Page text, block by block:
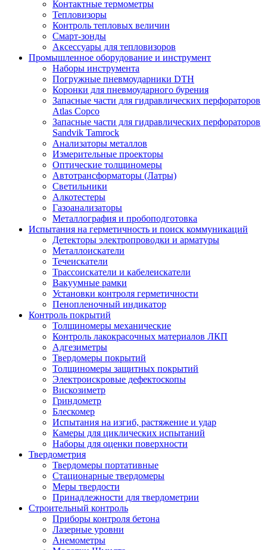
Контактные термометры
Тепловизоры
Контроль тепловых величин
Смарт-зонды
Аксессуары для тепловизоров
Промышленное оборудование и инструмент
Наборы инструмента
Погружные пневмоударники DTH
Коронки для пневмоударного бурения
Запасные части для гидравлических перфораторов
Atlas Copco
Запасные части для гидравлических перфораторов
Sandvik Tamrock
Анализаторы металлов
Измерительные проекторы
Оптические толщиномеры
Автотрансформаторы (Латры)
Светильники
Алкотестеры
Газоанализаторы
Металлография и пробоподготовка
Испытания на герметичность и поиск коммуникаций
Детекторы электропроводки и арматуры
Металлоискатели
Течеискатели
Трассоискатели и кабелеискатели
Вакуумные рамки
Установки контроля герметичности
Пенопленочный индикатор
Контроль покрытий
Толщиномеры механические
Контроль лакокрасочных материалов ЛКП
Адгезиметры
Твердомеры покрытий
Толщиномеры защитных покрытий
Электроискровые дефектоскопы
Вискозиметр
Гриндометр
Блескомер
Испытания на изгиб, растяжение и удар
Камеры для циклических испытаний
Наборы для оценки поверхности
Твердометрия
Твердомеры портативные
Стационарные твердомеры
Меры твердости
Принадлежности для твердометрии
Строительный контроль
Приборы контроля бетона
Лазерные уровни
Анемометры